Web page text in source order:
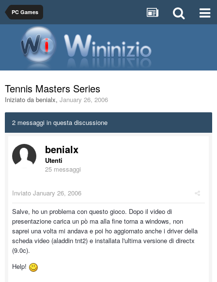
PC Games
Tennis Masters Series
Iniziato da benialx, January 26, 2006
2 messaggi in questa discussione
benialx
Utenti
25 messaggi
Inviato January 26, 2006
Salve, ho un problema con questo gioco. Dopo il video di
presentazione carica un pò ma alla fine torna a windows, non
saprei una volta mi andava e poi ho aggiornato anche i driver della
scheda video (aladdin tnt2) e installata l'ultima versione di directx
(9.0c).
Help!